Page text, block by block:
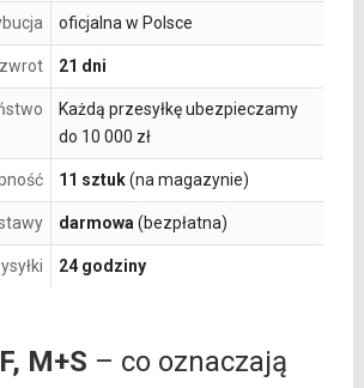
oficjalna w Polsce
21 dni
Każdą przesyłkę ubezpieczamy
do 10 000 zł
11 sztuk(na magazynie)
darmowa (bezpłatna)
24 godziny
M+S – co oznaczają